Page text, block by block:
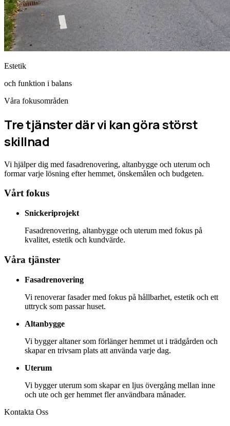
Estetik
och funktion i balans
Våra fokusområden
Tre tjänster där vi kan göra störst
skillnad
Vi hjälper dig med fasadrenovering, altanbygge och uterum och
formar varje lösning efter hemmet, önskemålen och budgeten.
Vårt fokus
Snickeriprojekt
Fasadrenovering, altanbygge och uterum med fokus på
kvalitet, estetik och kundvärde.
Våra tjänster
Fasadrenovering
Vi renoverar fasader med fokus på hållbarhet, estetik och ett
uttryck som passar huset.
Altanbygge
Vi bygger altaner som förlänger hemmet ut i trädgården och
skapar en trivsam plats att använda varje dag.
Uterum
Vi bygger uterum som skapar en ljus övergång mellan inne
och ute och ger hemmet fler användbara månader.
Kontakta Oss